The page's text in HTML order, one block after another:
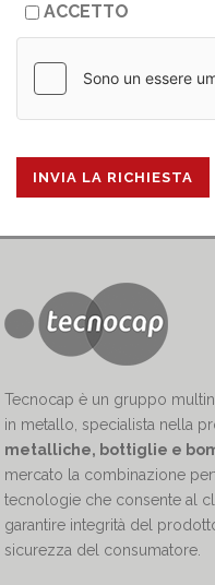
ACCETTO
Tecnocap è un gruppo
in metallo, specialista nella
metalliche, bottiglie e
mercato la combinazione
tecnologie che consente al
garantire integrità del
sicurezza del consumatore.